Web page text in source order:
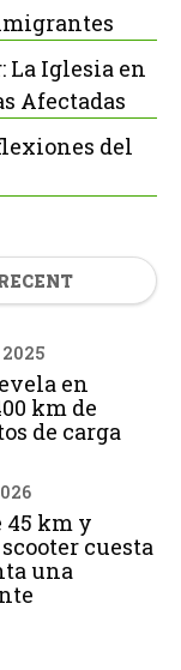
La Iglesia en
Afectadas
del
en
km de
de carga
45 km y
cuesta
una